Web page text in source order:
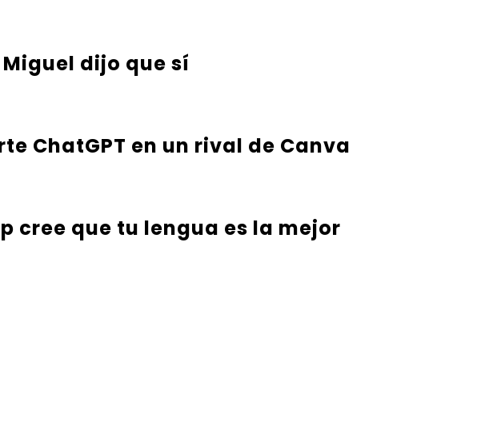
dijo que sí
ChatGPT en un rival de Canva
cree que tu lengua es la mejor